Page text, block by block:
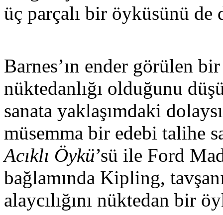
üç parçalı bir öyküsünü de
Barnes’ın ender görülen
nüktedanlığı olduğunu
sanata yaklaşımdaki
müsemma bir edebi talihe
Acıklı Öykü’sü ile Ford
bağlamında Kipling,
alaycılığını nüktedan bir